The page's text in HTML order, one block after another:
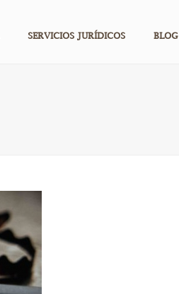
SERVICIOS JURÍDICOS BLOG